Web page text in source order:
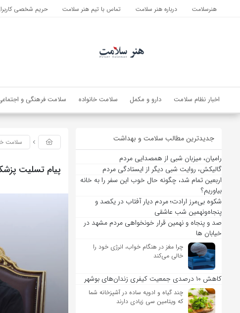
هنرسلامت درباره هنر سلامت تماس با تیم هنر سلامت حریم شخصی
اخبار نظام سلامت دارو و مکمل سلامت خانواده سلامت فرهنگی و
جدیدترین مطالب سلامت و بهداشت
رامیان، میزبان شبی از همصدایی مردم
گالیکش، روایت شبی دیگر از ایستادگی مردم
اربعین تمام شد، چگونه حال خوب این سفر را به خانه
بیاوریم؟
شکوه بی‌مرز ارادت؛ مردم دیار آفتاب در یکصد و
پنجاه‌ونهمین شب عاشقی
صد و پنجاه و نهمین قرار خونخواهی مردم مشهد در
خیابان ها
چرا مغز در هنگام خواب، انرژی خود را
خالی می‌کند
کاهش ۱۰ درصدی جمعیت کیفری زندان‌های بوشهر
چند گیاه و ادویه ساده در آشپزخانه شما
که ویتامین سی زیادی دارند
سلامت
پیام تسلیت